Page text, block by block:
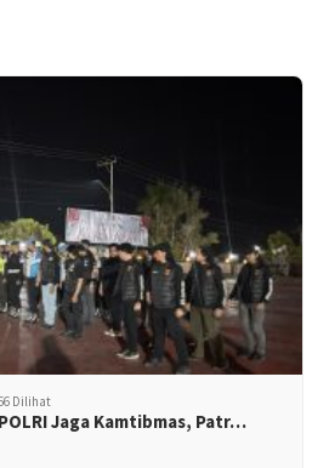
Dilihat
Jaga Kamtibmas, Patr…